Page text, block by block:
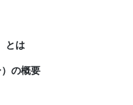
とは
の概要